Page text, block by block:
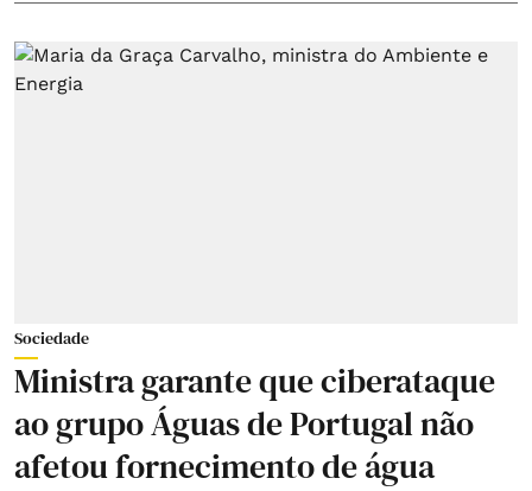
Sociedade
Ministra garante que ciberataque
ao grupo Águas de Portugal não
afetou fornecimento de água